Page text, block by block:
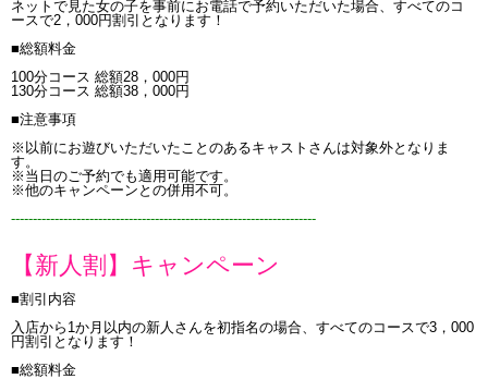
ネットで見た女の子を事前にお電話で予約いただいた場合、すべてのコ
ースで2，000円割引となります！
■総額料金
100分コース 総額28，000円
130分コース 総額38，000円
■注意事項
※以前にお遊びいただいたことのあるキャストさんは対象外となりま
す。
※当日のご予約でも適用可能です。
※他のキャンペーンとの併用不可。
----------------------------------------------------------------------
【新人割】キャンペーン
■割引内容
入店から1か月以内の新人さんを初指名の場合、すべてのコースで3，000
円割引となります！
■総額料金